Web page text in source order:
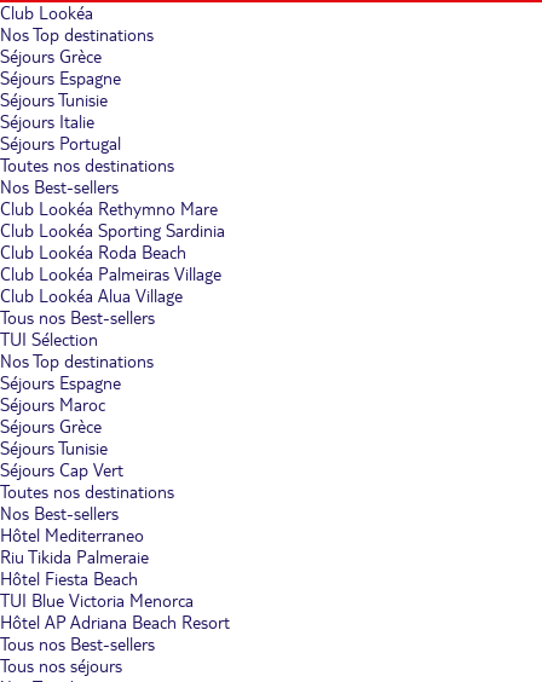
Club Lookéa
Nos Top destinations
Séjours Grèce
Séjours Espagne
Séjours Tunisie
Séjours Italie
Séjours Portugal
Toutes nos destinations
Nos Best-sellers
Club Lookéa Rethymno Mare
Club Lookéa Sporting Sardinia
Club Lookéa Roda Beach
Club Lookéa Palmeiras Village
Club Lookéa Alua Village
Tous nos Best-sellers
TUI Sélection
Nos Top destinations
Séjours Espagne
Séjours Maroc
Séjours Grèce
Séjours Tunisie
Séjours Cap Vert
Toutes nos destinations
Nos Best-sellers
Hôtel Mediterraneo
Riu Tikida Palmeraie
Hôtel Fiesta Beach
TUI Blue Victoria Menorca
Hôtel AP Adriana Beach Resort
Tous nos Best-sellers
Tous nos séjours